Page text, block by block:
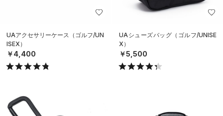
UAアクセサリーケース（ゴルフ/UN
ISEX）
￥4,400
UAシューズバッグ（ゴルフ/UNISE
X）
￥5,500